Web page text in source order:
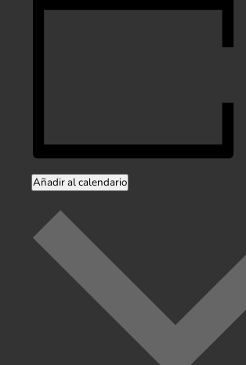
Añadir al calendario